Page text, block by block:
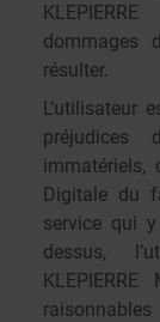
dommages
résulter.
L’utilisateur
préjudices
immatériels,
Digitale du
service qui
dessus,